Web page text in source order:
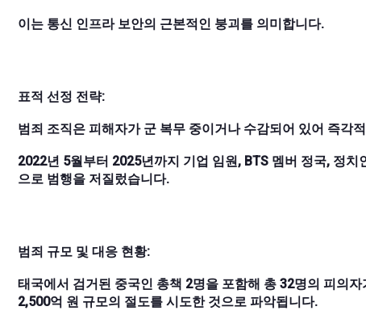
이는 통신 인프라 보안의 근본적인 붕괴를 의미합니다.
표적 선정 전략:
범죄 조직은 피해자가 군 복무 중이거나 수감되어 있어 즉각
2022년 5월부터 2025년까지 기업 임원, BTS 멤버 정국, 정
으로 범행을 저질렀습니다.
범죄 규모 및 대응 현황:
태국에서 검거된 중국인 총책 2명을 포함해 총 32명의 피의
2,500억 원 규모의 절도를 시도한 것으로 파악됩니다.